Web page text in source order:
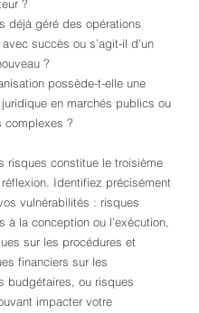
?
déjà géré des opérations
succès ou s’agit-il d’un
?
possède-t-elle une
en marchés publics ou
complexes ?
risques constitue le troisième
Identifiez précisément
vulnérabilités : risques
à la conception ou l’exécution,
sur les procédures et
financiers sur les
budgétaires, ou risques
impacter votre